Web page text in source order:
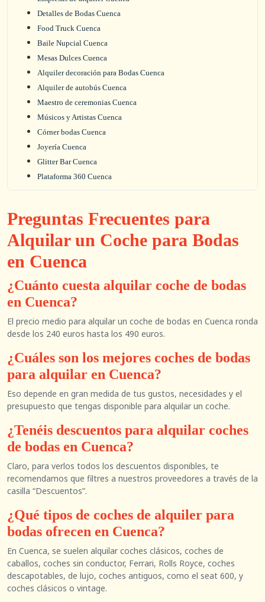
Detalles de Bodas Cuenca
Food Truck Cuenca
Baile Nupcial Cuenca
Mesas Dulces Cuenca
Alquiler decoración para Bodas Cuenca
Alquiler de autobús Cuenca
Maestro de ceremonias Cuenca
Músicos y Artistas Cuenca
Córner bodas Cuenca
Joyería Cuenca
Glitter Bar Cuenca
Plataforma 360 Cuenca
Preguntas Frecuentes para
Alquilar un Coche para Bodas
en Cuenca
¿Cuánto cuesta alquilar coche de bodas
en Cuenca?
El precio medio para alquilar un coche de bodas en Cuenca ronda
desde los 240 euros hasta los 490 euros.
¿Cuáles son los mejores coches de bodas
para alquilar en Cuenca?
Eso depende en gran medida de tus gustos, necesidades y el
presupuesto que tengas disponible para alquilar un coche.
¿Tenéis descuentos para alquilar coches
de bodas en Cuenca?
Claro, para verlos todos los descuentos disponibles, te
recomendamos que filtres a nuestros proveedores a través de la
casilla “Descuentos”.
¿Qué tipos de coches de alquiler para
bodas ofrecen en Cuenca?
En Cuenca, se suelen alquilar coches clásicos, coches de
caballos, coches sin conductor, Ferrari, Rolls Royce, coches
descapotables, de lujo, coches antiguos, como el seat 600, y
coches clásicos o vintage.